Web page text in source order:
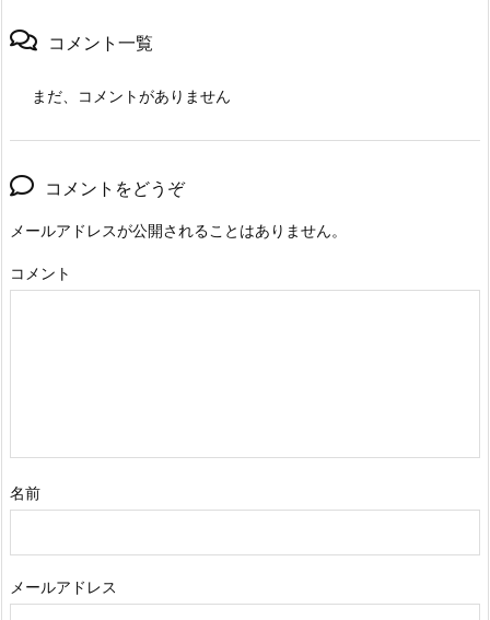
コメント一覧
まだ、コメントがありません
コメントをどうぞ
メールアドレスが公開されることはありません。
コメント
名前
メールアドレス